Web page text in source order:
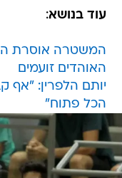
עוד בנושא:
המשטרה אוסרת
האוהדים זועמים
יותם הלפרין: "אף
הכל פתוח"